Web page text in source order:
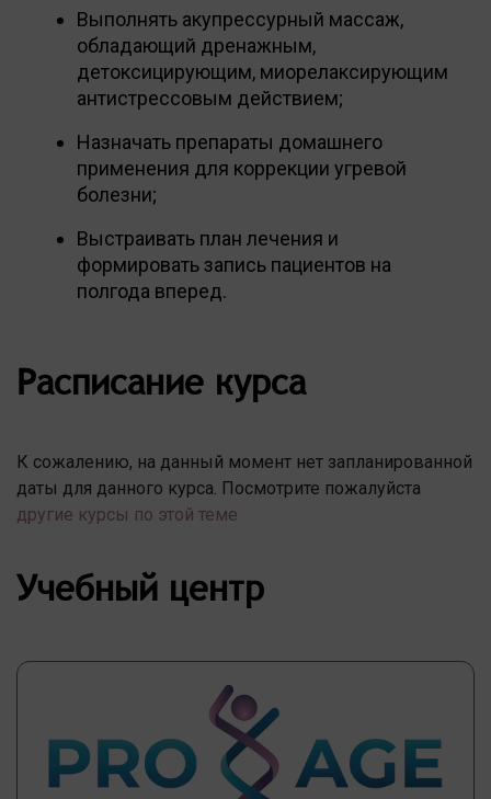
Выполнять акупрессурный массаж,
обладающий дренажным,
детоксицирующим, миорелаксирующим
антистрессовым действием;
Назначать препараты домашнего
применения для коррекции угревой
болезни;
Выстраивать план лечения и
формировать запись пациентов на
полгода вперед.
Расписание курса
К сожалению, на данный момент нет запланированной
даты для данного курса. Посмотрите пожалуйста
другие курсы по этой теме
Учебный центр